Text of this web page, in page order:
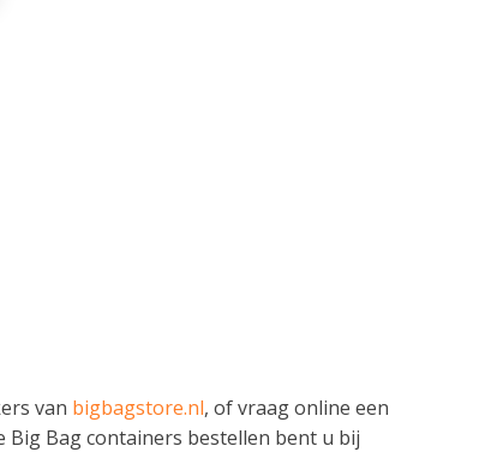
van bigbagstore.nl, of vraag online een
Bag containers bestellen bent u bij